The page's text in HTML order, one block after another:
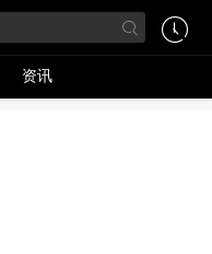
资讯